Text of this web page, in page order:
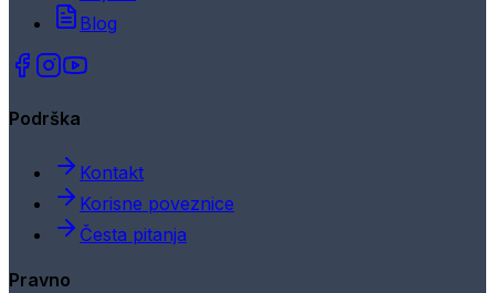
Blog
Podrška
Kontakt
Korisne poveznice
Česta pitanja
Pravno